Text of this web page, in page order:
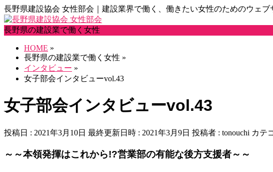
長野県建設協会 女性部会｜建設業界で働く、働きたい女性のためのウェブ
長野県の建設業で働く女性
HOME »
長野県の建設業で働く女性 »
インタビュー »
女子部会インタビューvol.43
女子部会インタビューvol.43
投稿日 : 2021年3月10日 最終更新日時 : 2021年3月9日 投稿者 : tonouchi カテ
～～本領発揮はこれから!?営業部の有能な後方支援者～～